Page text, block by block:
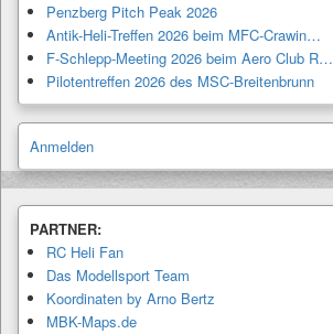
Penzberg Pitch Peak 2026
Antik-Heli-Treffen 2026 beim MFC-Crawin…
F-Schlepp-Meeting 2026 beim Aero Club R…
Pilotentreffen 2026 des MSC-Breitenbrunn
Anmelden
PARTNER:
RC Heli Fan
Das Modellsport Team
Koordinaten by Arno Bertz
MBK-Maps.de